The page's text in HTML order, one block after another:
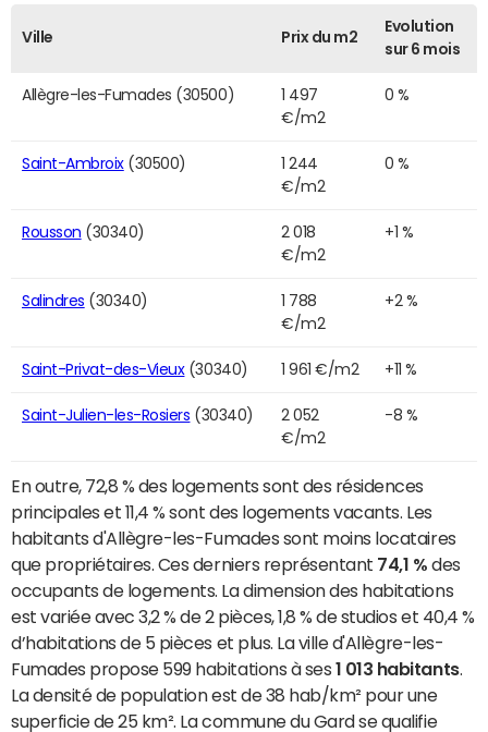
Ville Prix du m2
Evolution
sur 6 mois
Allègre-les-Fumades (30500)
1 497
€/m2
0 %
Saint-Ambroix(30500)
1 244
€/m2
0 %
Rousson (30340)
2 018
€/m2
+1 %
Salindres (30340)
1 788
€/m2
+2 %
Saint-Privat-des-Vieux(30340) 1 961 €/m2 +11 %
Saint-Julien-les-Rosiers (30340)
2 052
€/m2
-8 %
En outre, 72,8 % des logements sont des résidences
principales et 11,4 % sont des logements vacants. Les
habitants d'Allègre-les-Fumades sont moins locataires
que propriétaires. Ces derniers représentant 74,1 % des
occupants de logements. La dimension des habitations
est variée avec 3,2 % de 2 pièces, 1,8 % de studios et 40,4 %
d’habitations de 5 pièces et plus. La ville d'Allègre-les-
Fumades propose 599 habitations à ses 1 013 habitants.
La densité de population est de 38 hab/km² pour une
superficie de 25 km². La commune du Gard se qualifie